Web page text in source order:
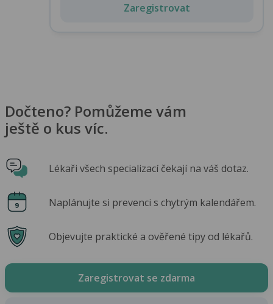
Zaregistrovat
Dočteno? Pomůžeme vám
ještě o kus víc.
Lékaři všech specializací čekají na váš dotaz.
Naplánujte si prevenci s chytrým kalendářem.
Objevujte praktické a ověřené tipy od lékařů.
Zaregistrovat se zdarma